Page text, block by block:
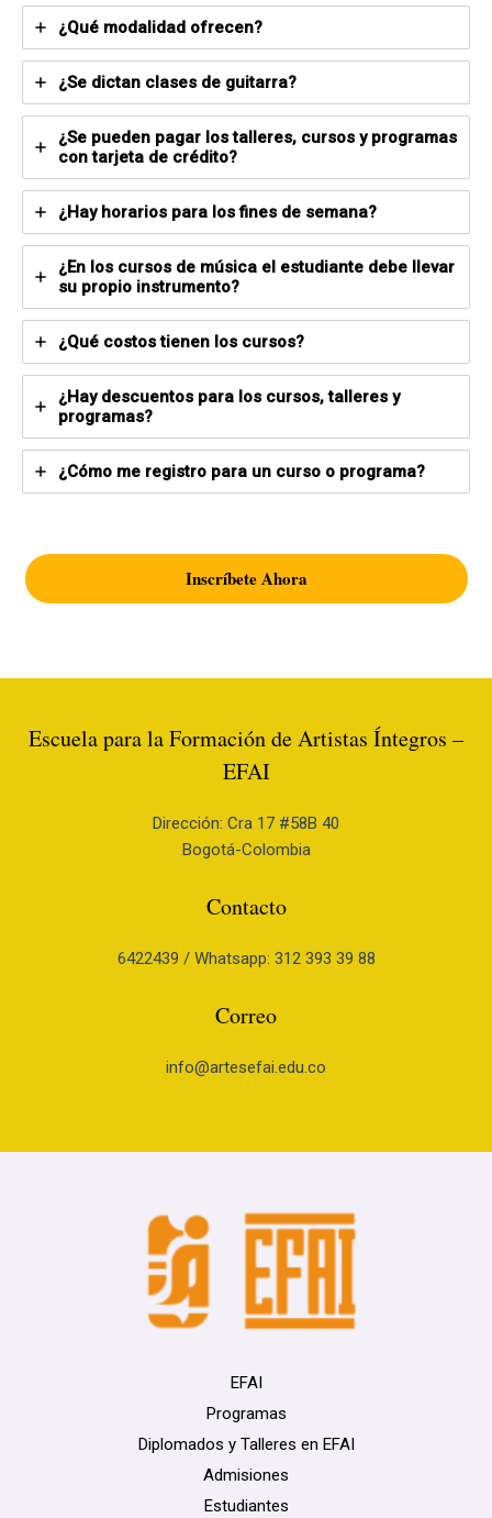
¿Qué modalidad ofrecen?
¿Se dictan clases de guitarra?
¿Se pueden pagar los talleres, cursos y programas
con tarjeta de crédito?
¿Hay horarios para los fines de semana?
¿En los cursos de música el estudiante debe llevar
su propio instrumento?
¿Qué costos tienen los cursos?
¿Hay descuentos para los cursos, talleres y
programas?
¿Cómo me registro para un curso o programa?
Inscríbete Ahora
Escuela para la Formación de Artistas Íntegros –
EFAI
Dirección: Cra 17 #58B 40
Bogotá-Colombia
Contacto
6422439 / Whatsapp: 312 393 39 88
Correo
info@artesefai.edu.co
EFAI
Programas
Diplomados y Talleres en EFAI
Admisiones
Estudiantes